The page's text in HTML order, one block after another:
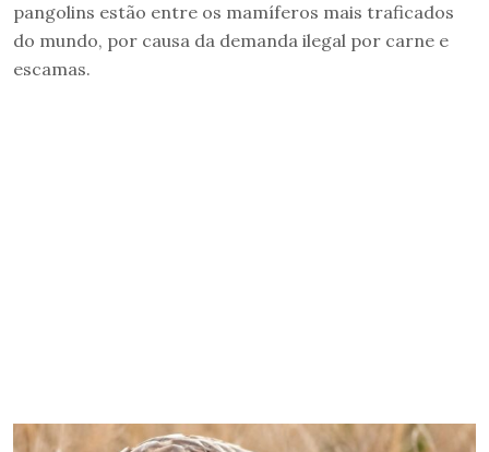
pangolins estão entre os mamíferos mais traficados
do mundo, por causa da demanda ilegal por carne e
escamas.